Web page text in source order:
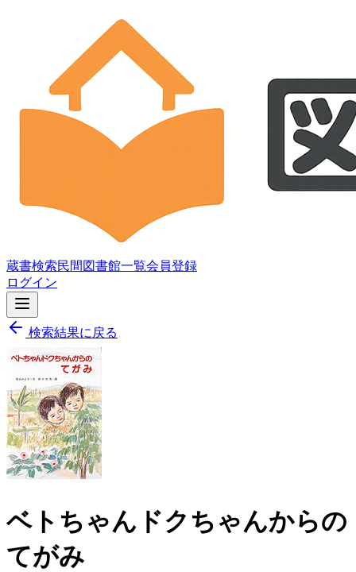
蔵書検索民間図書館一覧会員登録
ログイン
検索結果に戻る
ベトちゃんドクちゃんからの
てがみ